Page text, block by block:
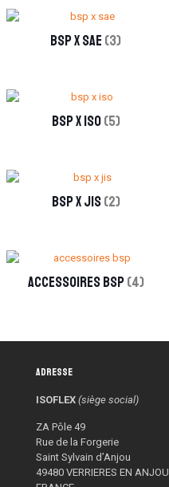
bsp x sae (3)
bsp x iso(5)
bsp x jis(2)
accessoires bsp(4)
Adresse
ISOFLEX (siège social)
ZA Pôle 49
Rue de la Forgerie
Saint Sylvain d’Anjou
49480 VERRIERES EN ANJOU